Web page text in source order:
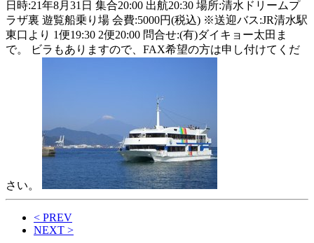
日時:21年8月31日 集合20:00 出航20:30 場所:清水ドリームプ
ラザ裏 遊覧船乗り場 会費:5000円(税込) ※送迎バス:JR清水駅
東口より 1便19:30 2便20:00 問合せ:(有)ダイキョー太田ま
で。 ビラもありますので、FAX希望の方は申し付けてくだ
さい。
< PREV
NEXT >